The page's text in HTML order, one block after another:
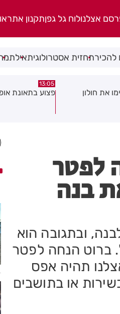
אצלנולוח גל גפןתקנון אתר
להכירתחזית אסטרולוגיתאילת
חולון
08:58
גופה נפלטה אל
לפטר
בנה
ובתגובה הוא
ברוט הנחה לפטר
תהיה אפס
או בתושבים